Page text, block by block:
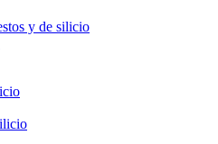
y de silicio